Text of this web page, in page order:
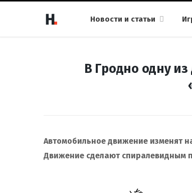
Новости и статьи
В Гродно одну
Автомобильное движение изменят
Движение сделают спиралевидным